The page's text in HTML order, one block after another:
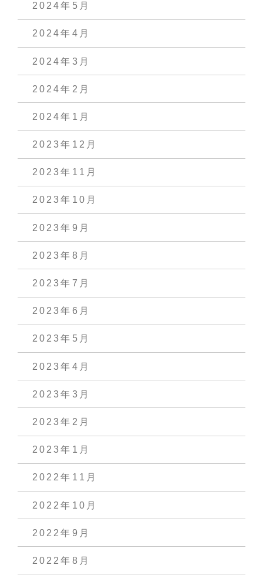
2024年5月
2024年4月
2024年3月
2024年2月
2024年1月
2023年12月
2023年11月
2023年10月
2023年9月
2023年8月
2023年7月
2023年6月
2023年5月
2023年4月
2023年3月
2023年2月
2023年1月
2022年11月
2022年10月
2022年9月
2022年8月